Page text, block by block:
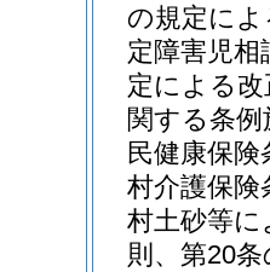
の規定によ
定障害児
定による
関する条
民健康保
村介護保険
村土砂等
則、第20